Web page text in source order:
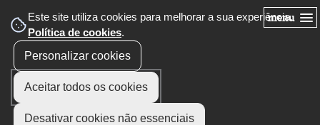
Este site utiliza cookies para melhorar a sua experiência.
Política de cookies.
Personalizar cookies
Aceitar todos os cookies
Desativar cookies não essenciais
menu